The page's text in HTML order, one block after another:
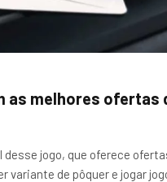
as melhores ofertas
desse jogo, que oferece
variante de pôquer e jogar